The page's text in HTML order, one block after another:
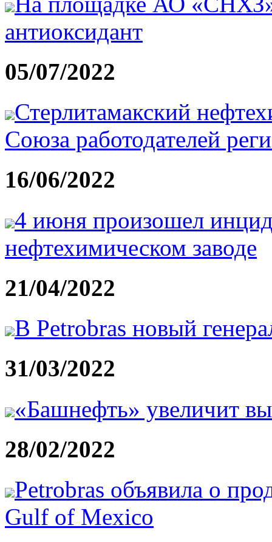
антиоксидант
05/07/2022
Стерлитамакский
Союза работодателей
16/06/2022
4 июня произошел
нефтехимическом заводе
21/04/2022
В Petrobras новый
31/03/2022
«Башнефть» увеличит
28/02/2022
Petrobras объявила о
Gulf of Mexico